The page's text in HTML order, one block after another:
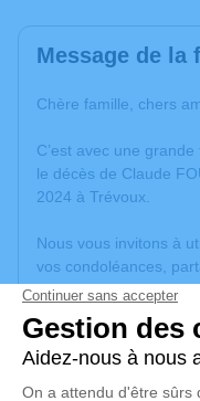
Message de la
Chère famille, chers
C’est avec une
le décès de Claude
2024 à Trévoux.
Nous vous invitons à
vos condoléances,
anecdote ou exprimer
ou des textes. Cet
honorer la mémoire
Un service de